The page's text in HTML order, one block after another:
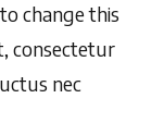
change this
consectetur
nec